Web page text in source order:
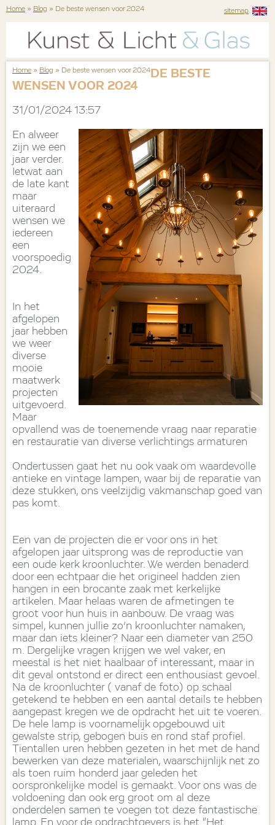
Home » Blog » De beste wensen voor 2024 sitemap
Home » Blog » De beste wensen voor 2024 DE BESTE
WENSEN VOOR 2024
31/01/2024 13:57
En alweer
zijn we een
jaar verder.
Ietwat aan
de late kant
maar
uiteraard
wensen we
iedereen
een
voorspoedig
2024.
In het
afgelopen
jaar hebben
we weer
diverse
mooie
maatwerk
projecten
uitgevoerd.
Maar
opvallend was de toenemende vraag naar reparatie
en restauratie van diverse verlichtings armaturen
Ondertussen gaat het nu ook vaak om waardevolle
antieke en vintage lampen, waar bij de reparatie van
deze stukken, ons veelzijdig vakmanschap goed van
pas komt.
Een van de projecten die er voor ons in het
afgelopen jaar uitsprong was de reproductie van
een oude kerk kroonluchter. We werden benaderd
door een echtpaar die het origineel hadden zien
hangen in een brocante zaak met kerkelijke
artikelen. Maar helaas waren de afmetingen te
groot voor hun huis in aanbouw. De vraag was
simpel, kunnen jullie zo’n kroonluchter namaken,
maar dan iets kleiner? Naar een diameter van 250
m. Dergelijke vragen krijgen we wel vaker, en
meestal is het niet haalbaar of interessant, maar in
dit geval ontstond er direct een enthousiast gevoel.
Na de kroonluchter ( vanaf de foto) op schaal
getekend te hebben en een aantal details te hebben
aangepast kregen we de opdracht het uit te voeren.
De hele lamp is voornamelijk opgebouwd uit
gewalste strip, gebogen buis en rond staf profiel.
Tientallen uren hebben gezeten in het met de hand
bewerken van deze materialen, waarschijnlijk net zo
als toen ruim honderd jaar geleden het
oorspronkelijke model is gemaakt. Voor ons was de
voldoening dan ook erg groot om al deze
onderdelen samen te voegen tot deze fantastische
lamp. En voor de opdrachtgevers is het “Het